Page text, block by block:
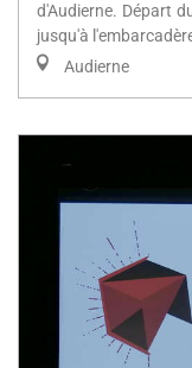
d'Audierne. Départ
jusqu'à
Audierne